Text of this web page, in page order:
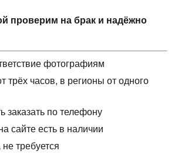
проверим на брак и надёжно
фотографиям
трёх часов, в регионы от одного
заказать по телефону
сайте есть в наличии
требуется